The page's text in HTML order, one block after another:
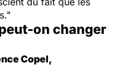
on changer
Copel,